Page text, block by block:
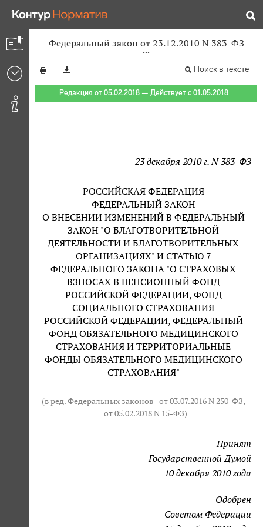
Федеральный закон от 23.12.2010 N 383-ФЗ
Поиск в тексте
Редакция от 05.02.2018 — Действует с 01.05.2018
23 декабря 2010 г. N 383-ФЗ
РОССИЙСКАЯ ФЕДЕРАЦИЯ
ФЕДЕРАЛЬНЫЙ ЗАКОН
О ВНЕСЕНИИ ИЗМЕНЕНИЙ В ФЕДЕРАЛЬНЫЙ
ЗАКОН "О БЛАГОТВОРИТЕЛЬНОЙ
ДЕЯТЕЛЬНОСТИ И БЛАГОТВОРИТЕЛЬНЫХ
ОРГАНИЗАЦИЯХ" И СТАТЬЮ 7
ФЕДЕРАЛЬНОГО ЗАКОНА "О СТРАХОВЫХ
ВЗНОСАХ В ПЕНСИОННЫЙ ФОНД
РОССИЙСКОЙ ФЕДЕРАЦИИ, ФОНД
СОЦИАЛЬНОГО СТРАХОВАНИЯ
РОССИЙСКОЙ ФЕДЕРАЦИИ, ФЕДЕРАЛЬНЫЙ
ФОНД ОБЯЗАТЕЛЬНОГО МЕДИЦИНСКОГО
СТРАХОВАНИЯ И ТЕРРИТОРИАЛЬНЫЕ
ФОНДЫ ОБЯЗАТЕЛЬНОГО МЕДИЦИНСКОГО
СТРАХОВАНИЯ"
(в ред. Федеральных законов от 03.07.2016 N 250-ФЗ,
от 05.02.2018 N 15-ФЗ)
Принят
Государственной Думой
10 декабря 2010 года
Одобрен
Советом Федерации